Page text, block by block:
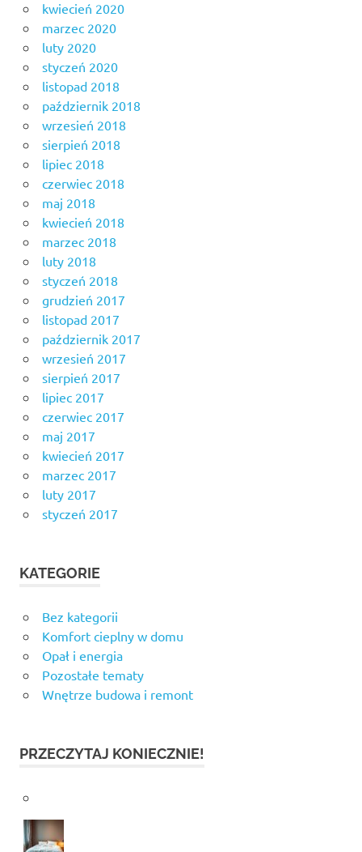
kwiecień 2020
marzec 2020
luty 2020
styczeń 2020
listopad 2018
październik 2018
wrzesień 2018
sierpień 2018
lipiec 2018
czerwiec 2018
maj 2018
kwiecień 2018
marzec 2018
luty 2018
styczeń 2018
grudzień 2017
listopad 2017
październik 2017
wrzesień 2017
sierpień 2017
lipiec 2017
czerwiec 2017
maj 2017
kwiecień 2017
marzec 2017
luty 2017
styczeń 2017
KATEGORIE
Bez kategorii
Komfort cieplny w domu
Opał i energia
Pozostałe tematy
Wnętrze budowa i remont
PRZECZYTAJ KONIECZNIE!